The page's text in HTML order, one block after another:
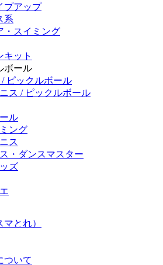
プアップ
系
・スイミング
キット
ボール
ピックルボール
ス / ピックルボール
ル
ング
ス
・ダンスマスター
ズ
とれ）
ついて